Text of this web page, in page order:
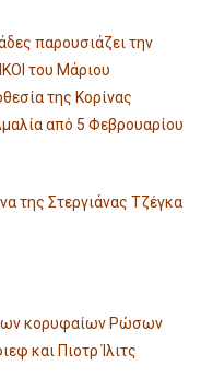
παρουσιάζει την
του Μάριου
της Κορίνας
από 5 Φεβρουαρίου
της Στεργιάνας Τζέγκα
κορυφαίων Ρώσων
και Πιοτρ Ίλιτς